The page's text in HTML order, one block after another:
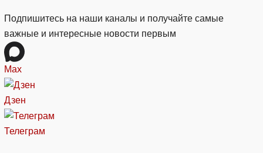
Подпишитесь на наши каналы и получайте самые
важные и интересные новости первым
Max
Дзен
Телеграм